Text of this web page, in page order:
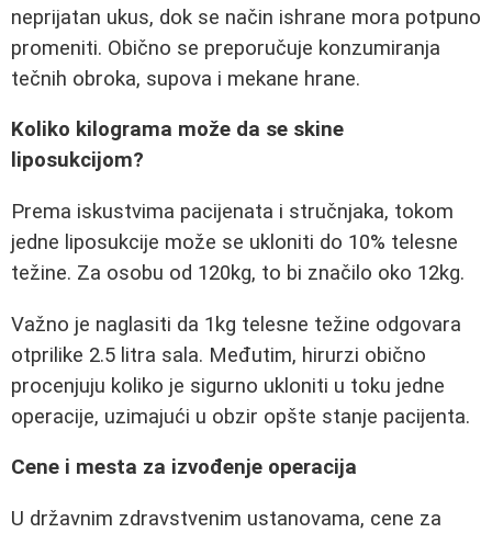
neprijatan ukus, dok se način ishrane mora potpuno
promeniti. Obično se preporučuje konzumiranja
tečnih obroka, supova i mekane hrane.
Koliko kilograma može da se skine
liposukcijom?
Prema iskustvima pacijenata i stručnjaka, tokom
jedne liposukcije može se ukloniti do 10% telesne
težine. Za osobu od 120kg, to bi značilo oko 12kg.
Važno je naglasiti da 1kg telesne težine odgovara
otprilike 2.5 litra sala. Međutim, hirurzi obično
procenjuju koliko je sigurno ukloniti u toku jedne
operacije, uzimajući u obzir opšte stanje pacijenta.
Cene i mesta za izvođenje operacija
U državnim zdravstvenim ustanovama, cene za